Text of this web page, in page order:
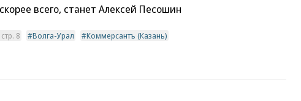
всего, станет Алексей Песошин
8 Волга-Урал Коммерсантъ (Казань)